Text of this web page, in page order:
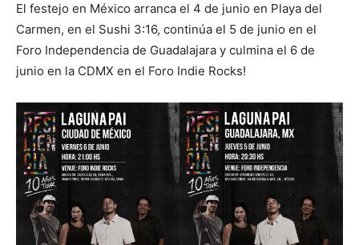
El festejo en México arranca el 4 de junio en Playa del
Carmen, en el Sushi 3:16, continúa el 5 de junio en el
Foro Independencia de Guadalajara y culmina el 6 de
junio en la CDMX en el Foro Indie Rocks!